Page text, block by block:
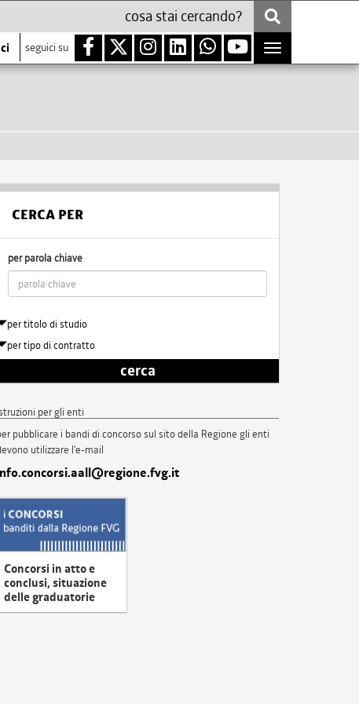
seguici su
Toggle
navigation
CERCA PER
per parola chiave
per titolo di studio
per tipo di contratto
cerca
per gli enti
pubblicare i bandi di concorso sul sito della Regione gli enti
utilizzare l'e-mail
Concorsi in atto e
conclusi, situazione
delle graduatorie